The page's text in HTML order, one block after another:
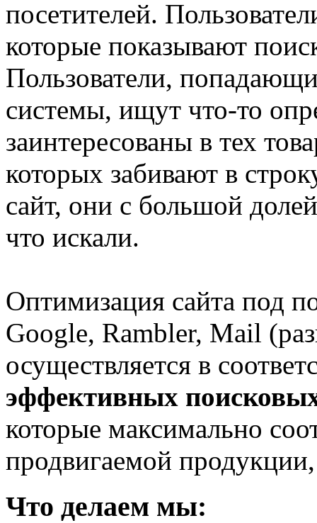
посетителей.
которые показывают
Пользователи,
системы, ищут что-то
заинтересованы в тех
которых забивают в
сайт, они с большой
что искали.
Оптимизация сайта под
Google, Rambler, Mail
осуществляется в
эффективных
которые максимально
продвигаемой
Что делаем мы: